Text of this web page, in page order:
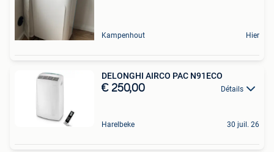
Kampenhout Hier
DELONGHI AIRCO PAC N91ECO
€ 250,00 Détails
Harelbeke 30 juil. 26